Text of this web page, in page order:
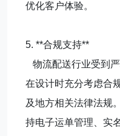
优化客户体验。
5. **合规支持**
物流配送行业受到
在设计时充分考虑合
及地方相关法律法规
持电子运单管理、实